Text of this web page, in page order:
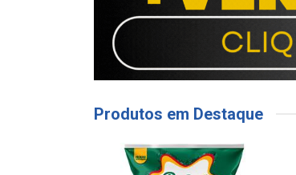
Produtos em Destaque